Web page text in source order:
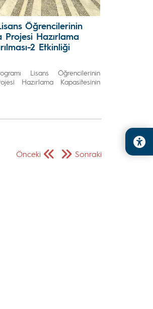
Öğrencilerinin
Projesi Hazırlama
2 Etkinliği
Lisans Öğrencilerinin
Hazırlama Kapasitesinin
Önceki Sonraki